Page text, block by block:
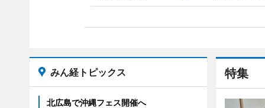
特集
みん経トピックス
北広島で沖縄フェス開催へ